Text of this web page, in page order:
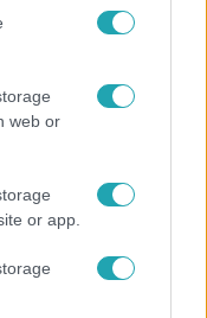
web or
or app.